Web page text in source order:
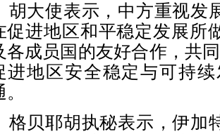
胡大使表示，中方重视发
促进地区和平稳定发展所
各成员国的友好合作，共
进地区安全稳定与可持
格贝耶胡执秘表示，伊加